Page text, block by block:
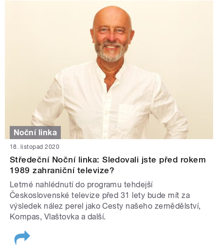
Noční linka
18. listopad 2020
Středeční Noční linka: Sledovali jste před rokem
1989 zahraniční televize?
Letmé nahlédnutí do programu tehdejší
Československé televize před 31 lety bude mít za
výsledek nález perel jako Cesty našeho zemědělství,
Kompas, Vlaštovka a další.